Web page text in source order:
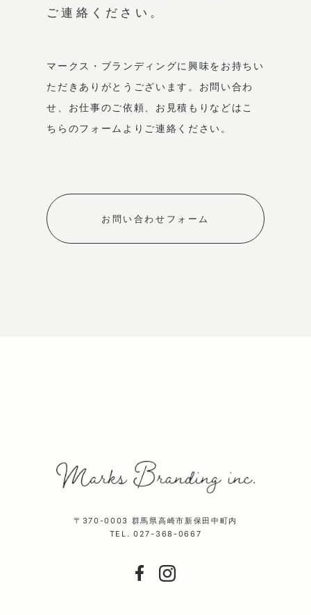
ご連絡ください。
マークス・ブランディングに興味をお持ちい
ただきありがとうございます。 お問い合わ
せ、お仕事のご依頼、お見積もりなどはこ
ちらのフォームよりご連絡ください。
お問い合わせフォーム
〒370-0003 群馬県高崎市新保田中町内
TEL. 027-368-0667